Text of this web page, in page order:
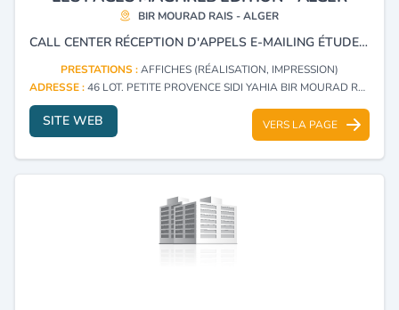
BIR MOURAD RAIS - ALGER
CALL CENTER RÉCEPTION D'APPELS E-MAILING ÉTUDES DE MARCHÉS ENQUÊTES BASES DE DONNÉES SMSING ANNUAIRE.
PRESTATIONS :AFFICHES (RÉALISATION, IMPRESSION)
ADRESSE :46 LOT. PETITE PROVENCE SIDI YAHIA BIR MOURAD RAIS - ALGER
SITE WEB VERS LA PAGE